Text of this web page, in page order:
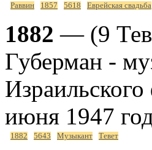
Раввин 1857 5618 Еврейская свадьба
1882 — (9
Губерман -
июня 1947
1882 5643 Музыкант Тевет